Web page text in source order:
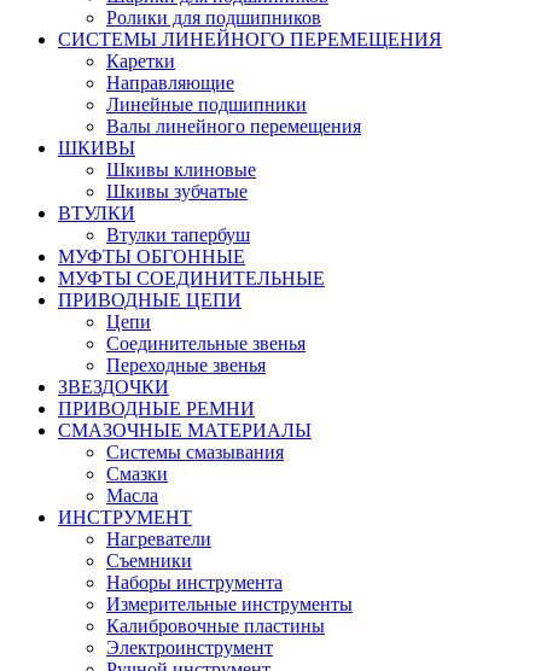
Ролики для подшипников
СИСТЕМЫ ЛИНЕЙНОГО ПЕРЕМЕЩЕНИЯ
Каретки
Направляющие
Линейные подшипники
Валы линейного перемещения
ШКИВЫ
Шкивы клиновые
Шкивы зубчатые
ВТУЛКИ
Втулки тапербуш
МУФТЫ ОБГОННЫЕ
МУФТЫ СОЕДИНИТЕЛЬНЫЕ
ПРИВОДНЫЕ ЦЕПИ
Цепи
Соединительные звенья
Переходные звенья
ЗВЕЗДОЧКИ
ПРИВОДНЫЕ РЕМНИ
СМАЗОЧНЫЕ МАТЕРИАЛЫ
Системы смазывания
Смазки
Масла
ИНСТРУМЕНТ
Нагреватели
Съемники
Наборы инструмента
Измерительные инструменты
Калибровочные пластины
Электроинструмент